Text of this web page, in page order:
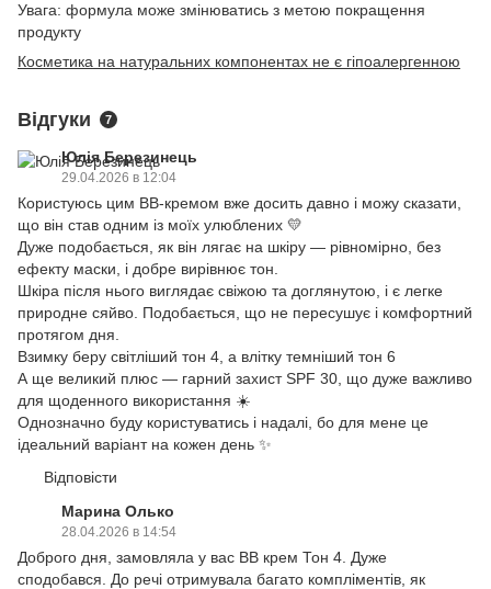
Увага: формула може змінюватись з метою покращення
продукту
Косметика на натуральних компонентах не є гіпоалергенною
Відгуки 7
Юлія Березинець
29.04.2026 в 12:04
Користуюсь цим BB-кремом вже досить давно і можу сказати,
що він став одним із моїх улюблених 💛
Дуже подобається, як він лягає на шкіру — рівномірно, без
ефекту маски, і добре вирівнює тон.
Шкіра після нього виглядає свіжою та доглянутою, і є легке
природне сяйво. Подобається, що не пересушує і комфортний
протягом дня.
Взимку беру світліший тон 4, а влітку темніший тон 6
А ще великий плюс — гарний захист SPF 30, що дуже важливо
для щоденного використання ☀️
Однозначно буду користуватись і надалі, бо для мене це
ідеальний варіант на кожен день ✨
Відповісти
Марина Олько
28.04.2026 в 14:54
Доброго дня, замовляла у вас ВВ крем Тон 4. Дуже
сподобався. До речі отримувала багато компліментів, як